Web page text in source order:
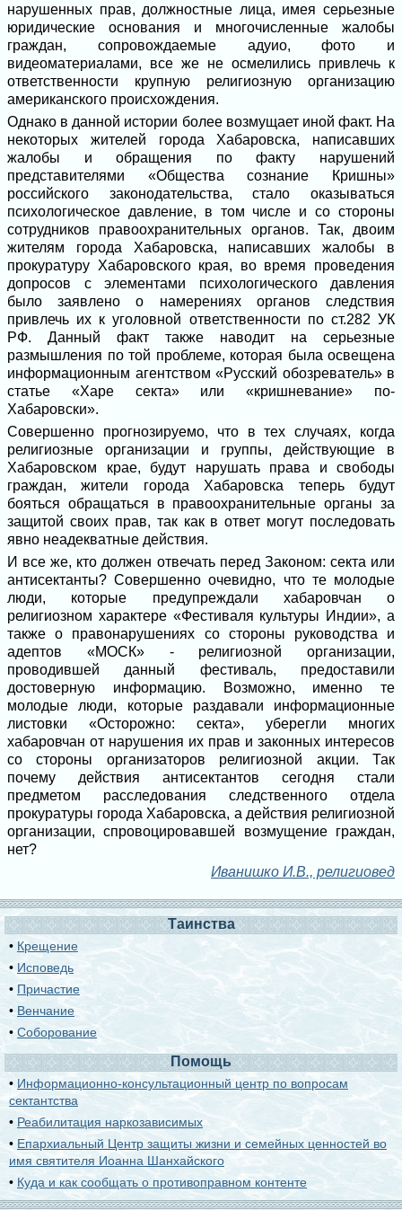
нарушенных прав, должностные лица, имея серьезные
юридические основания и многочисленные жалобы
граждан, сопровождаемые адуио, фото и
видеоматериалами, все же не осмелились привлечь к
ответственности крупную религиозную организацию
американского происхождения.
Однако в данной истории более возмущает иной факт. На
некоторых жителей города Хабаровска, написавших
жалобы и обращения по факту нарушений
представителями «Общества сознание Кришны»
российского законодательства, стало оказываться
психологическое давление, в том числе и со стороны
сотрудников правоохранительных органов. Так, двоим
жителям города Хабаровска, написавших жалобы в
прокуратуру Хабаровского края, во время проведения
допросов с элементами психологического давления
было заявлено о намерениях органов следствия
привлечь их к уголовной ответственности по ст.282 УК
РФ. Данный факт также наводит на серьезные
размышления по той проблеме, которая была освещена
информационным агентством «Русский обозреватель» в
статье «Харе секта» или «кришневание» по-
Хабаровски».
Совершенно прогнозируемо, что в тех случаях, когда
религиозные организации и группы, действующие в
Хабаровском крае, будут нарушать права и свободы
граждан, жители города Хабаровска теперь будут
бояться обращаться в правоохранительные органы за
защитой своих прав, так как в ответ могут последовать
явно неадекватные действия.
И все же, кто должен отвечать перед Законом: секта или
антисектанты? Совершенно очевидно, что те молодые
люди, которые предупреждали хабаровчан о
религиозном характере «Фестиваля культуры Индии», а
также о правонарушениях со стороны руководства и
адептов «МОСК» - религиозной организации,
проводившей данный фестиваль, предоставили
достоверную информацию. Возможно, именно те
молодые люди, которые раздавали информационные
листовки «Осторожно: секта», уберегли многих
хабаровчан от нарушения их прав и законных интересов
со стороны организаторов религиозной акции. Так
почему действия антисектантов сегодня стали
предметом расследования следственного отдела
прокуратуры города Хабаровска, а действия религиозной
организации, спровоцировавшей возмущение граждан,
нет?
Иванишко И.В., религиовед
Таинства
• Крещение
• Исповедь
• Причастие
• Венчание
•Соборование
Помощь
• Информационно-консультационный центр по вопросам
сектантства
• Реабилитация наркозависимых
• Епархиальный Центр защиты жизни и семейных ценностей во
имя святителя Иоанна Шанхайского
• Куда и как сообщать о противоправном контенте